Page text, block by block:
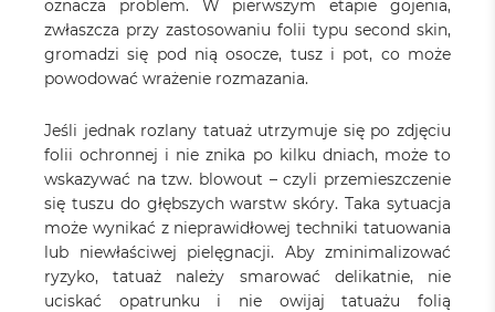
oznacza problem. W pierwszym etapie gojenia,
zwłaszcza przy zastosowaniu folii typu second skin,
gromadzi się pod nią osocze, tusz i pot, co może
powodować wrażenie rozmazania.
Jeśli jednak rozlany tatuaż utrzymuje się po zdjęciu
folii ochronnej i nie znika po kilku dniach, może to
wskazywać na tzw. blowout – czyli przemieszczenie
się tuszu do głębszych warstw skóry. Taka sytuacja
może wynikać z nieprawidłowej techniki tatuowania
lub niewłaściwej pielęgnacji. Aby zminimalizować
ryzyko, tatuaż należy smarować delikatnie, nie
uciskać opatrunku i nie owijaj tatuażu folią